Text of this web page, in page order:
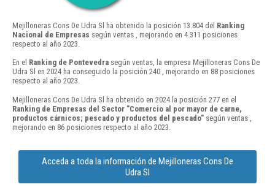
Mejilloneras Cons De Udra Sl ha obtenido la posición 13.804 del Ranking
Nacional de Empresas según ventas , mejorando en 4.311 posiciones
respecto al año 2023.
En el Ranking de Pontevedra según ventas, la empresa Mejilloneras Cons De
Udra Sl en 2024 ha conseguido la posición 240 , mejorando en 88 posiciones
respecto al año 2023.
Mejilloneras Cons De Udra Sl ha obtenido en 2024 la posición 277 en el
Ranking de Empresas del Sector "Comercio al por mayor de carne,
productos cárnicos; pescado y productos del pescado" según ventas ,
mejorando en 86 posiciones respecto al año 2023.
Acceda a toda la información de Mejilloneras Cons De
Udra Sl